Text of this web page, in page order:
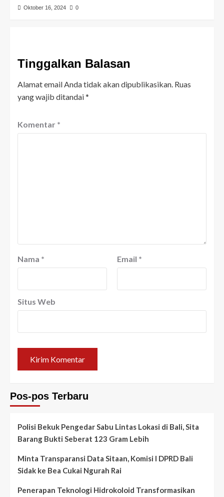
Oktober 16, 2024 0
Tinggalkan Balasan
Alamat email Anda tidak akan dipublikasikan. Ruas
yang wajib ditandai*
Komentar *
Nama * Email *
Situs Web
Pos-pos Terbaru
Polisi Bekuk Pengedar Sabu Lintas Lokasi di Bali, Sita
Barang Bukti Seberat 123 Gram Lebih
Minta Transparansi Data Sitaan, Komisi I DPRD Bali
Sidak ke Bea Cukai Ngurah Rai
Penerapan Teknologi Hidrokoloid Transformasikan